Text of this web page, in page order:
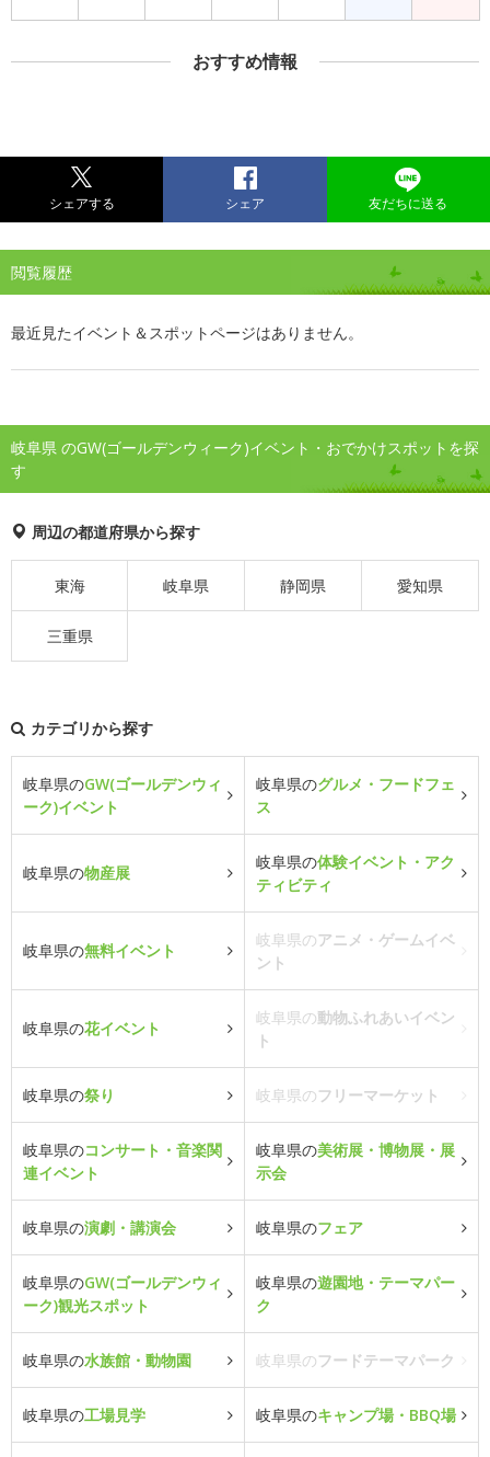
おすすめ情報
シェアする シェア 友だちに送る
閲覧履歴
最近見たイベント＆スポットページはありません。
岐阜県 のGW(ゴールデンウィーク)イベント・おでかけスポットを探
す
周辺の都道府県から探す
東海 岐阜県 静岡県 愛知県
三重県
カテゴリから探す
岐阜県のGW(ゴールデンウィ
ーク)イベント
岐阜県のグルメ・フードフェ
ス
岐阜県の物産展
岐阜県の体験イベント・アク
ティビティ
岐阜県の無料イベント
岐阜県のアニメ・ゲームイベ
ント
岐阜県の花イベント
岐阜県の動物ふれあいイベン
ト
岐阜県の祭り 岐阜県のフリーマーケット
岐阜県のコンサート・音楽関
連イベント
岐阜県の美術展・博物展・展
示会
岐阜県の演劇・講演会 岐阜県のフェア
岐阜県のGW(ゴールデンウィ
ーク)観光スポット
岐阜県の遊園地・テーマパー
ク
岐阜県の水族館・動物園 岐阜県のフードテーマパーク
岐阜県の工場見学 岐阜県のキャンプ場・BBQ場